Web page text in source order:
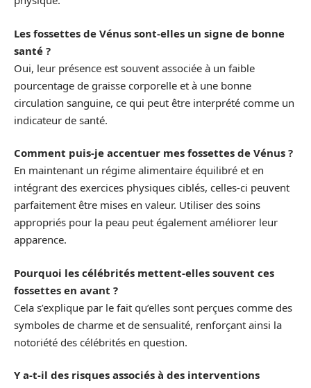
Les fossettes de Vénus sont-elles un signe de bonne
santé ?
Oui, leur présence est souvent associée à un faible
pourcentage de graisse corporelle et à une bonne
circulation sanguine, ce qui peut être interprété comme un
indicateur de santé.
Comment puis-je accentuer mes fossettes de Vénus ?
En maintenant un régime alimentaire équilibré et en
intégrant des exercices physiques ciblés, celles-ci peuvent
parfaitement être mises en valeur. Utiliser des soins
appropriés pour la peau peut également améliorer leur
apparence.
Pourquoi les célébrités mettent-elles souvent ces
fossettes en avant ?
Cela s’explique par le fait qu’elles sont perçues comme des
symboles de charme et de sensualité, renforçant ainsi la
notoriété des célébrités en question.
Y a-t-il des risques associés à des interventions